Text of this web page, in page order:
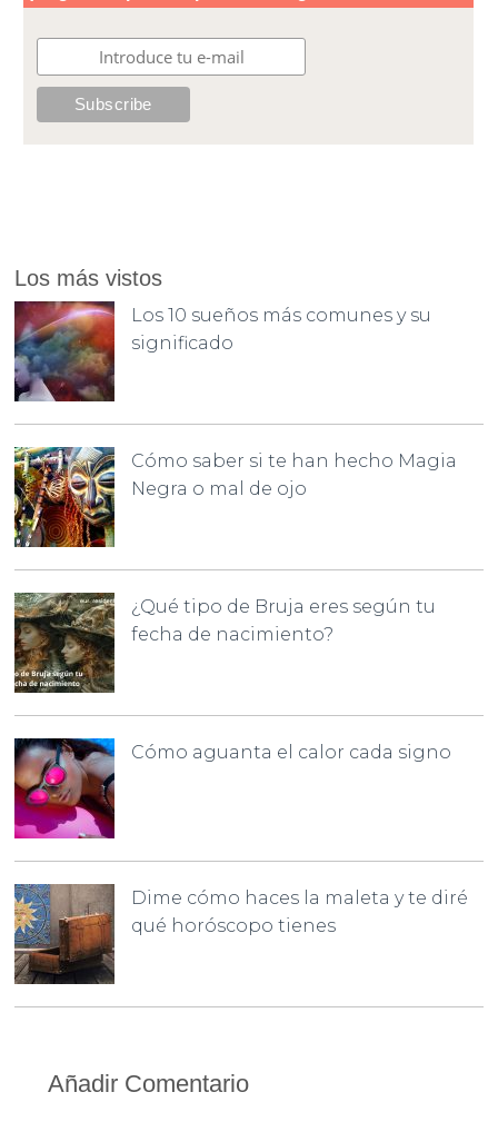
Los más vistos
Los 10 sueños más comunes y su
significado
Cómo saber si te han hecho Magia
Negra o mal de ojo
¿Qué tipo de Bruja eres según tu
fecha de nacimiento?
Cómo aguanta el calor cada signo
Dime cómo haces la maleta y te diré
qué horóscopo tienes
Añadir Comentario